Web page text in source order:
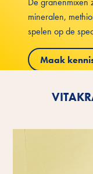
mineralen,
spelen op de
Maak